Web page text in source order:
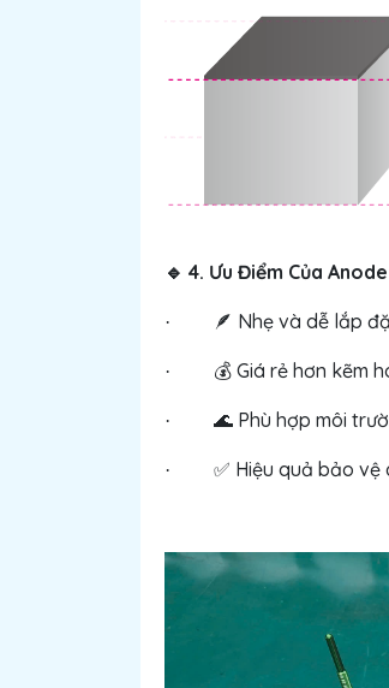
🔹 4. Ưu Điểm Của
· 🪶 Nhẹ và dễ lắp
· 💰 Giá rẻ hơn kẽm
· 🌊 Phù hợp môi
· ✅ Hiệu quả bảo vệ